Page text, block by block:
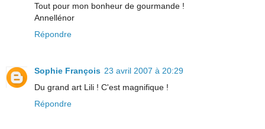
Tout pour mon bonheur de gourmande !
Annellénor
Répondre
Sophie François 23 avril 2007 à 20:29
Du grand art Lili ! C'est magnifique !
Répondre